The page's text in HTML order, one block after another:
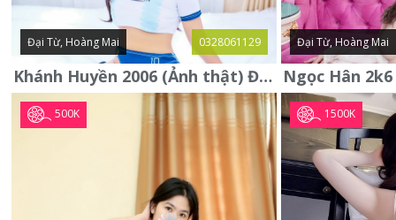
Đại Từ, Hoàng Mai 0328061129
Khánh Huyền 2006 (Ảnh thật) Đại từ - Hoàng Mai
Đại Từ, Hoàng Mai
500K 1500K